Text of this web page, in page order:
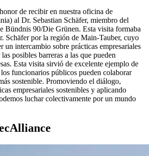
de recibir en nuestra oficina de
al Dr. Sebastian Schäfer, miembro del
Bündnis 90/Die Grünen. Esta visita formaba
Schäfer por la región de Main-Tauber, cuyo
un intercambio sobre prácticas empresariales
posibles barreras a las que pueden
Esta visita sirvió de excelente ejemplo de
funcionarios públicos pueden colaborar
sostenible. Promoviendo el diálogo,
empresariales sostenibles y aplicando
luchar colectivamente por un mundo